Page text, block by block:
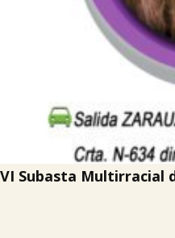
VI Subasta Multirracial